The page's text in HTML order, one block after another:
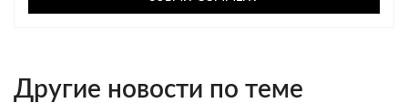
Другие новости по теме